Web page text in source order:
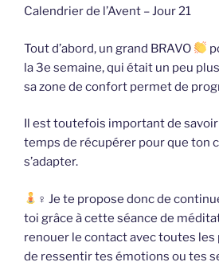
Calendrier de l’Avent – Jour 21
Tout d’abord, un grand BRAVO
la 3e semaine, qui était un peu
sa zone de confort permet de
Il est toutefois important de
temps de récupérer pour que ton
s’adapter.
‍♀ Je te propose donc de
toi grâce à cette séance de
renouer le contact avec toutes les
de ressentir tes émotions ou tes